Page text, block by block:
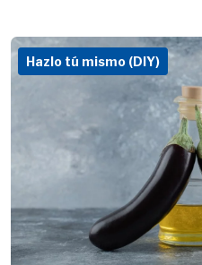
Hazlo tú mismo (DIY)